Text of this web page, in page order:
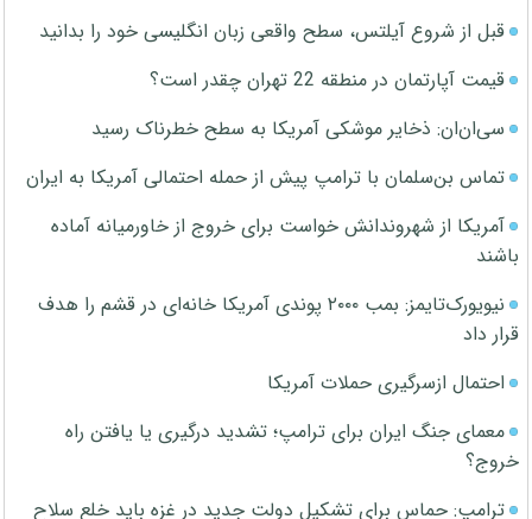
قبل از شروع آیلتس، سطح واقعی زبان انگلیسی خود را بدانید
قیمت آپارتمان در منطقه 22 تهران چقدر است؟
سی‌ان‌ان: ذخایر موشکی آمریکا به سطح خطرناک رسید
تماس بن‌سلمان با ترامپ پیش از حمله احتمالی آمریکا به ایران
آمریکا از شهروندانش خواست برای خروج از خاورمیانه آماده
باشند
نیویورک‌تایمز: بمب ۲۰۰۰ پوندی آمریکا خانه‌ای در قشم را هدف
قرار داد
احتمال ازسرگیری حملات آمریکا
معمای جنگ ایران برای ترامپ؛ تشدید درگیری یا یافتن راه
خروج؟
ترامپ: حماس برای تشکیل دولت جدید در غزه باید خلع سلاح